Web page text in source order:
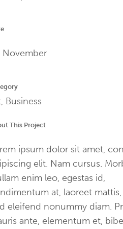
November
Business
This Project
ipsum dolor sit amet,
elit. Nam cursus.
enim leo, egestas id,
at, laoreet mattis,
eleifend nonummy diam.
ante, elementum et,